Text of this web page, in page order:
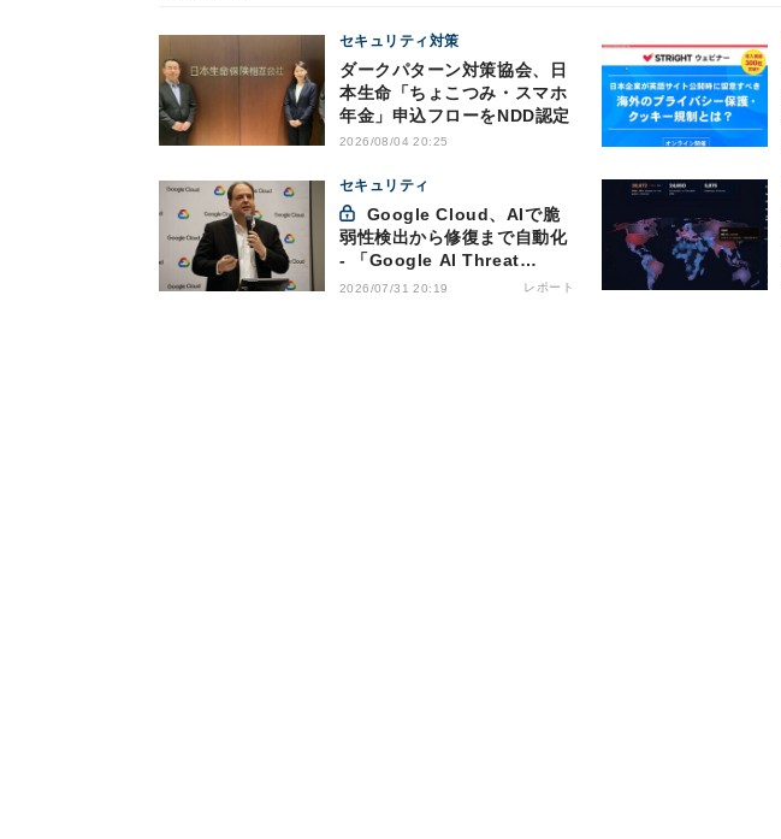
セキュリティ対策
ダークパターン対策協会、日
本生命「ちょこつみ・スマホ
年金」申込フローをNDD認定
2026/08/04 20:25
セキュリティ
弱性検出から修復まで自動化
- 「Google AI Threat
Defense」で実現するAI時代
2026/07/31 20:19 レポート